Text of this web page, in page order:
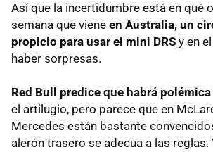
Así que la incertidumbre está en qué
semana que viene en Australia, un
propicio para usar el mini DRS y en
haber sorpresas.
Red Bull predice que habrá
el artilugio, pero parece que en
Mercedes están bastante
alerón trasero se adecua a las reglas.